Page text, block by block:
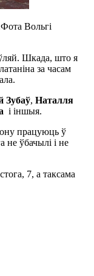
Вольгі
Шкада, што я
за часам
Зубаў, Наталля
і іншыя.
працуюць ў
не ўбачылі і не
7, а таксама